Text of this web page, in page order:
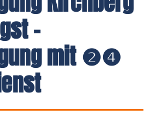
-
mit ❷❹